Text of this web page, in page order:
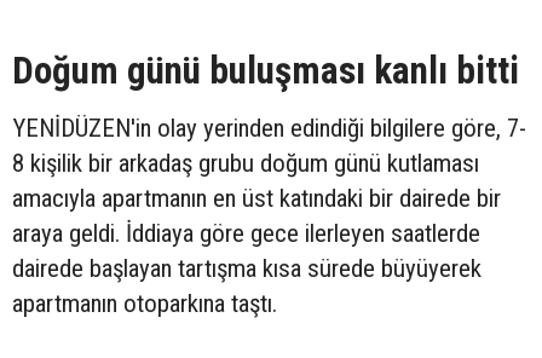
Doğum günü buluşması kanlı bitti
YENİDÜZEN'in olay yerinden edindiği bilgilere göre, 7-
8 kişilik bir arkadaş grubu doğum günü kutlaması
amacıyla apartmanın en üst katındaki bir dairede bir
araya geldi. İddiaya göre gece ilerleyen saatlerde
dairede başlayan tartışma kısa sürede büyüyerek
apartmanın otoparkına taştı.